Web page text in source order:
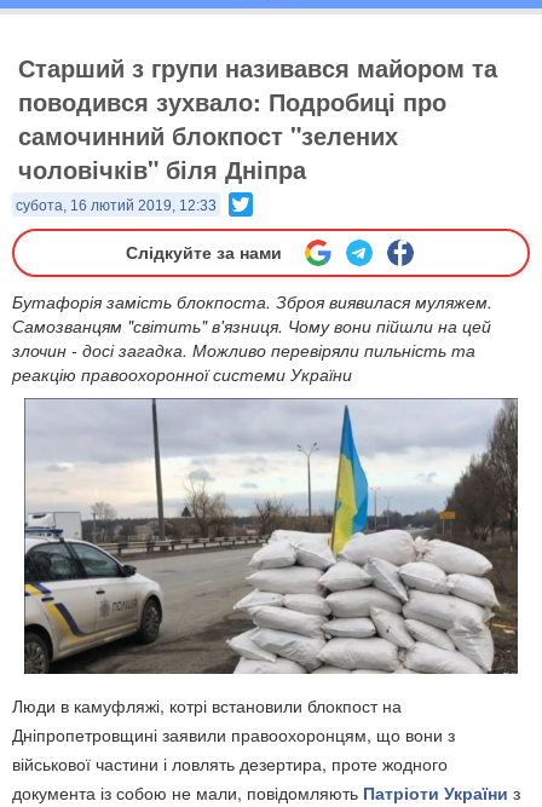
Старший з групи називався майором та
поводився зухвало: Подробиці про
самочинний блокпост "зелених
чоловічків" біля Дніпра
субота, 16 лютий 2019, 12:33
Слідкуйте за нами
Бутафорія замість блокпоста. Зброя виявилася муляжем.
Самозванцям "світить" в'язниця. Чому вони пійшли на цей
злочин - досі загадка. Можливо перевіряли пильність та
реакцію правоохоронної системи України
Люди в камуфляжі, котрі встановили блокпост на
Дніпропетровщині заявили правоохоронцям, що вони з
військової частини і ловлять дезертира, проте жодного
документа із собою не мали, повідомляють Патріоти України з